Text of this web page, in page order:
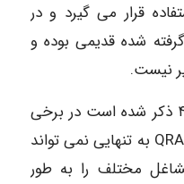
قرار می گیرد و در
شده قدیمی بوده و
نیست.
همان طوری که در بخش ۳ و ۴ ذکر شده است در برخی
موارد کاربرد روش های QEA یا QRA به تنهایی نمی تواند
مختلف را به طور